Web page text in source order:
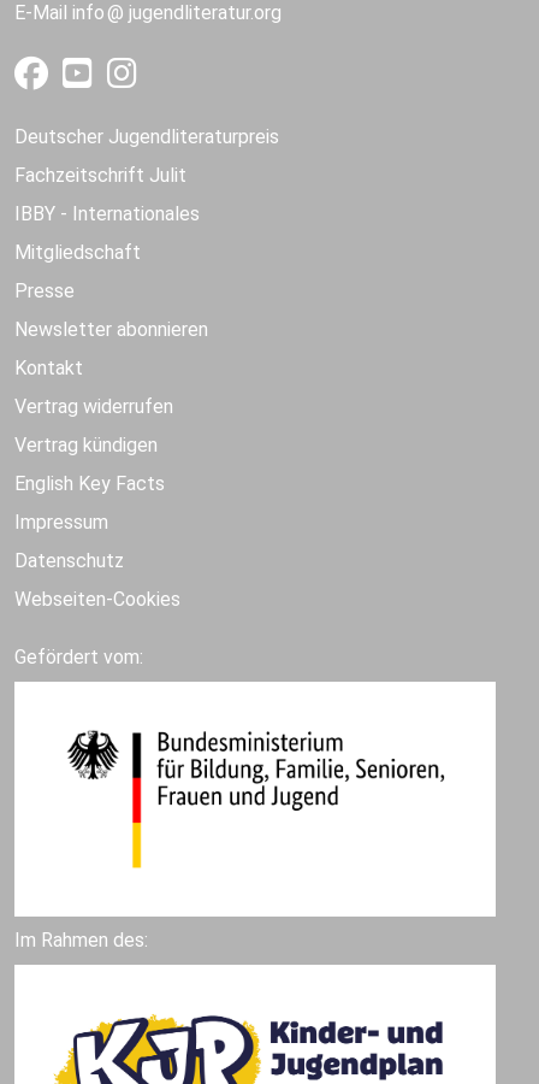
E-Mail info jugendliteratur.org
Deutscher Jugendliteraturpreis
Fachzeitschrift Julit
IBBY - Internationales
Mitgliedschaft
Presse
Newsletter abonnieren
Kontakt
Vertrag widerrufen
Vertrag kündigen
English Key Facts
Impressum
Datenschutz
Webseiten-Cookies
Gefördert vom:
Im Rahmen des: